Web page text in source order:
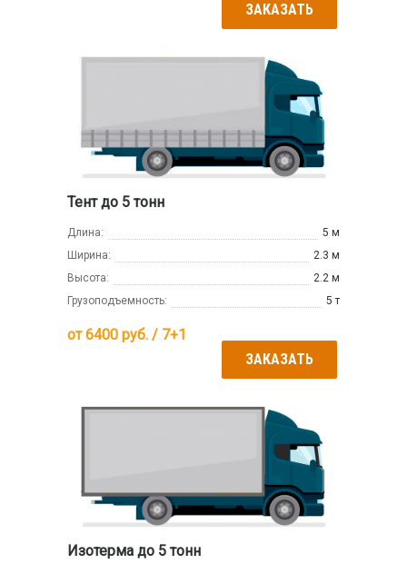
ЗАКАЗАТЬ
Тент до 5 тонн
Длина:
5 м
Ширина:
2.3 м
Высота:
2.2 м
Грузоподъемность:
5 т
от6400 руб. / 7+1
ЗАКАЗАТЬ
Изотерма до 5 тонн